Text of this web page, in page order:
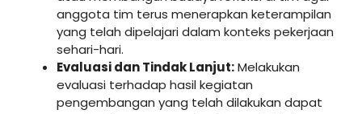
anggota tim terus menerapkan keterampilan
yang telah dipelajari dalam konteks pekerjaan
sehari-hari.
Evaluasi dan Tindak Lanjut:Melakukan
evaluasi terhadap hasil kegiatan
pengembangan yang telah dilakukan dapat